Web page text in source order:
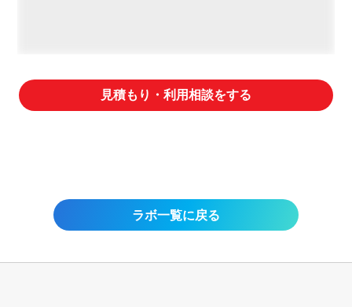
見積もり・利用相談をする
ラボ一覧に戻る